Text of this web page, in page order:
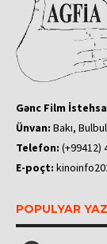
Gənc Film
Ünvan: Bakı,
Telefon: (+99412)
E-poçt:
POPULYAR